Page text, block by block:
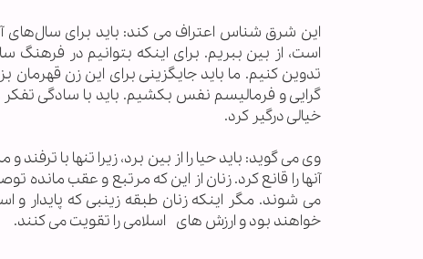
این شرق شناس اعتراف می کند: باید برای سال‌های
است، از بین ببریم. برای اینکه بتوانیم در فرهنگ
تدوین کنیم. ما باید جایگزینی برای این زن
گرایی و فرمالیسم نفس بکشیم. باید با سادگی
خیالی درگیر کرد.
وی می گوید: باید حیا را از بین برد، زیرا تنها با
آنها را قانع کرد. زنان از این که مرتبع و عقب
می شوند. مگر اینکه زنان طبقه زینبی که پایدار و
خواهند بود و ارزش های اسلامی را تقویت می کنند.